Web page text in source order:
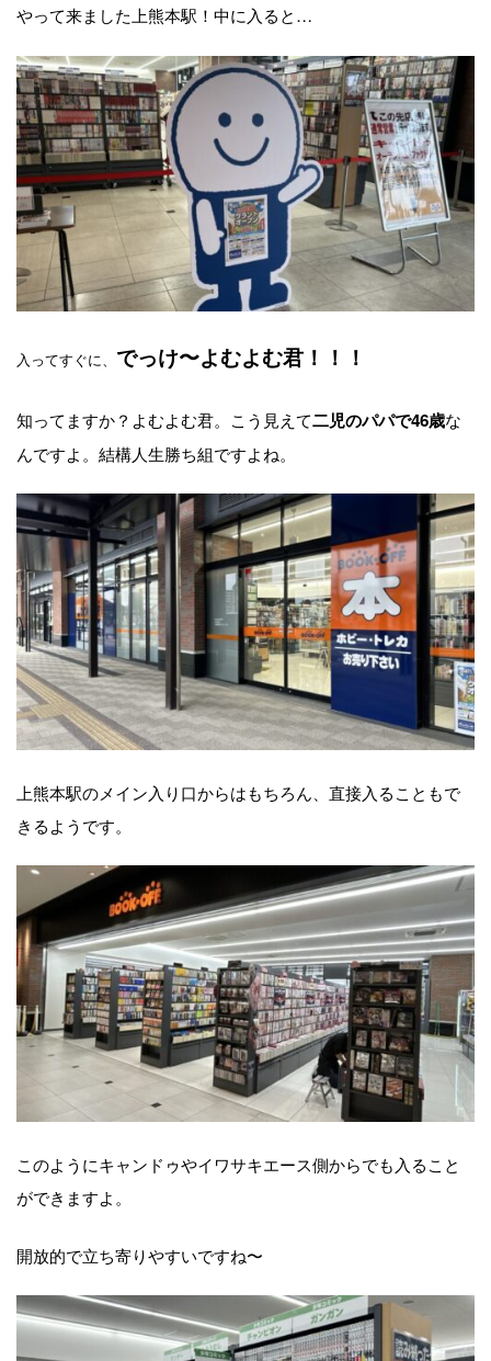
やって来ました上熊本駅！中に入ると…
入ってすぐに、 でっけ〜よむよむ君！！！
知ってますか？よむよむ君。こう見えて二児のパパで46歳な
んですよ。結構人生勝ち組ですよね。
上熊本駅のメイン入り口からはもちろん、直接入ることもで
きるようです。
このようにキャンドゥやイワサキエース側からでも入ること
ができますよ。
開放的で立ち寄りやすいですね〜